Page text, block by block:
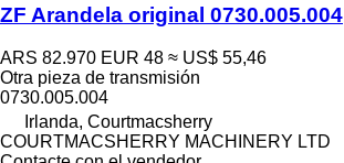
ZF Arandela original 0730.005.004
ARS 82.970 EUR 48 ≈ US$ 55,46
Otra pieza de transmisión
0730.005.004
Irlanda, Courtmacsherry
COURTMACSHERRY MACHINERY LTD